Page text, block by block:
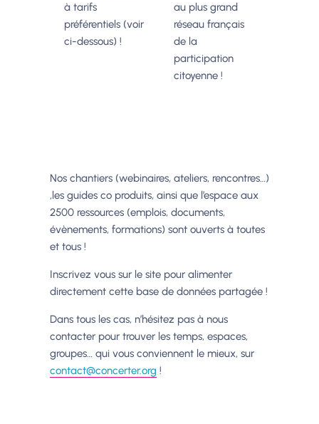
à tarifs
préférentiels (voir
ci-dessous) !
au plus grand
réseau français
de la
participation
citoyenne !
Nos chantiers (webinaires, ateliers, rencontres…)
,les guides co produits, ainsi que l’espace aux
2500 ressources (emplois, documents,
évènements, formations) sont ouverts à toutes
et tous !
Inscrivez vous sur le site pour alimenter
directement cette base de données partagée !
Dans tous les cas, n’hésitez pas à nous
contacter pour trouver les temps, espaces,
groupes… qui vous conviennent le mieux, sur
contact@concerter.org !